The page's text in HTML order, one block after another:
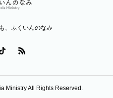
、ふくいんのなみ
Ministry All Rights Reserved.